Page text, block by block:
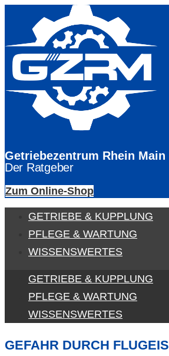
Getriebezentrum Rhein Main
Der Ratgeber
Zum Online-Shop
GETRIEBE & KUPPLUNG
PFLEGE & WARTUNG
WISSENSWERTES
GETRIEBE & KUPPLUNG
PFLEGE & WARTUNG
WISSENSWERTES
GEFAHR DURCH